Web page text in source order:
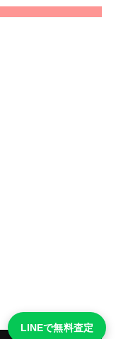
LINEで無料査定